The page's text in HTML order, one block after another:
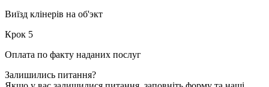
Виїзд клінерів на об'экт
Крок 5
Оплата по факту наданих послуг
Залишились питання?